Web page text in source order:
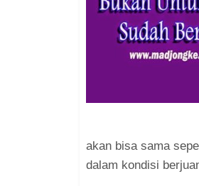
akan bisa sama
dalam kondisi